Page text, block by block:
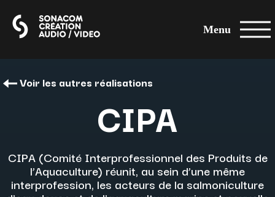
Menu
Voir les autres réalisations
CIPA
CIPA (Comité Interprofessionnel des Produits de
l’Aquaculture) réunit, au sein d’une même
interprofession, les acteurs de la salmoniculture